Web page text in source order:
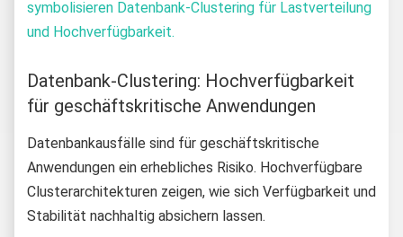
Datenbank-Clustering: Hochverfügbarkeit
für geschäftskritische Anwendungen
Datenbankausfälle sind für geschäftskritische
Anwendungen ein erhebliches Risiko. Hochverfügbare
Clusterarchitekturen zeigen, wie sich Verfügbarkeit und
Stabilität nachhaltig absichern lassen.